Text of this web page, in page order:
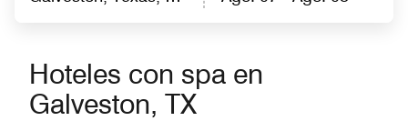
Hoteles con spa en
Galveston, TX